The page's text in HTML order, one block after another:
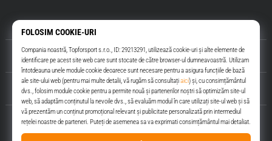
Despre noi
Servicii clienți